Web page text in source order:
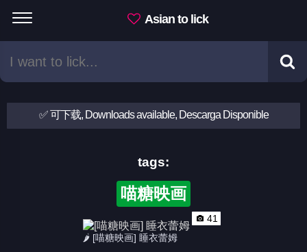
Asian to lick
✅ 可下载, Downloads available, Descarga Disponible
tags:
喵糖映画
41
🌶 [喵糖映画] 睡衣蕾姆